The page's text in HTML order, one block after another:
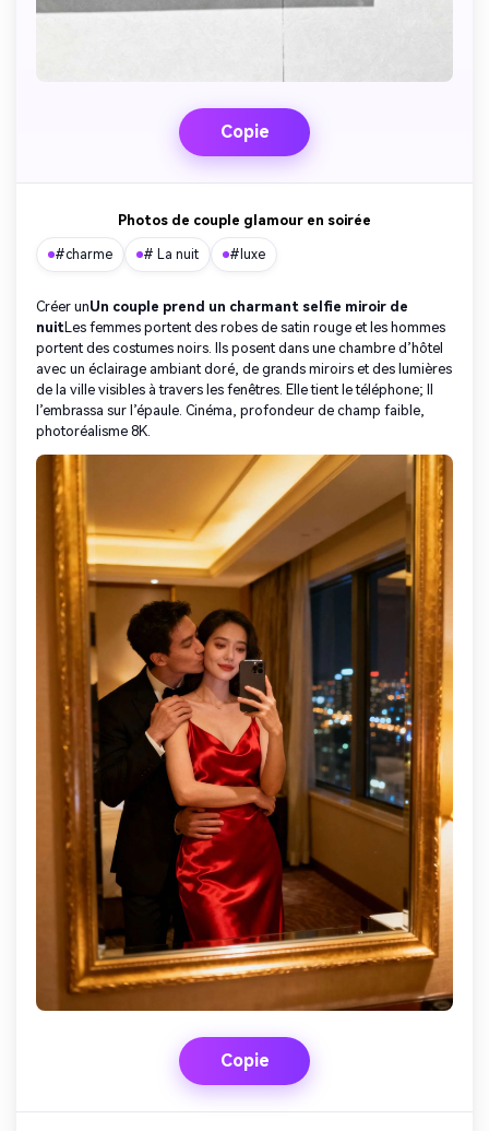
Copie
Photos de couple glamour en soirée
#charme # La nuit #luxe
Créer unUn couple prend un charmant selfie miroir de
nuitLes femmes portent des robes de satin rouge et les hommes
portent des costumes noirs. Ils posent dans une chambre d’hôtel
avec un éclairage ambiant doré, de grands miroirs et des lumières
de la ville visibles à travers les fenêtres. Elle tient le téléphone; Il
l’embrassa sur l’épaule. Cinéma, profondeur de champ faible,
photoréalisme 8K.
Copie